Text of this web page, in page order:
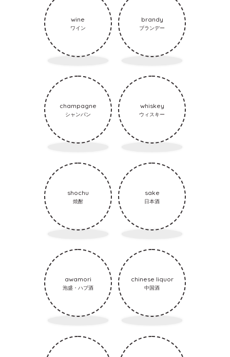
wine
ワイン
brandy
ブランデー
champagne
シャンパン
whiskey
ウィスキー
shochu
焼酎
sake
日本酒
awamori
泡盛・ハブ酒
chinese liquor
中国酒